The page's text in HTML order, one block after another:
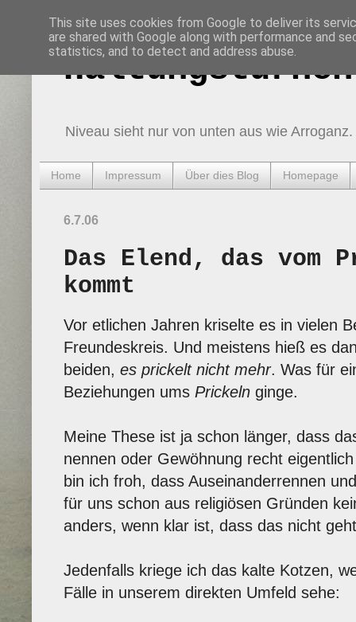
Haltungsturnen
Niveau sieht nur von unten aus wie Arroganz.
Home Impressum Über dies Blog Homepage
6.7.06
Das Elend, das vom
kommt
Vor etlichen Jahren kriselte es in vielen
Freundeskreis. Und meistens hieß es
beiden, es prickelt nicht mehr. Was für
Beziehungen ums Prickeln ginge.
Meine These ist ja schon länger, dass
nennen oder Gewöhnung recht
bin ich froh, dass Auseinanderrennen
für uns schon aus religiösen Gründen
anders, wenn klar ist, dass das nicht
Jedenfalls kriege ich das kalte Kotzen,
Fälle in unserem direkten Umfeld sehe:
This site uses cookies from Google to deliver its
are shared with Google along with performance and
statistics, and to detect and address abuse.